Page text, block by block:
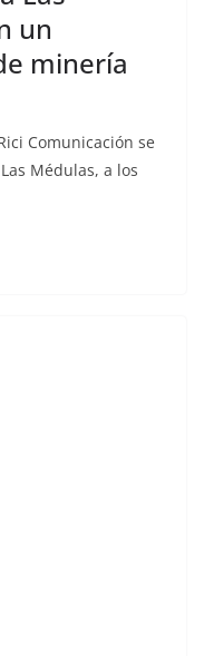
un
minería
Comunicación se
Médulas, a los